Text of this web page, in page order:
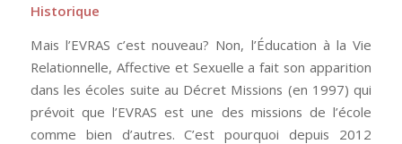
Historique
Mais l’EVRAS c’est nouveau? Non, l’Éducation à la Vie
Relationnelle, Affective et Sexuelle a fait son apparition
dans les écoles suite au Décret Missions (en 1997) qui
prévoit que l’EVRAS est une des missions de l’école
comme bien d’autres. C’est pourquoi depuis 2012